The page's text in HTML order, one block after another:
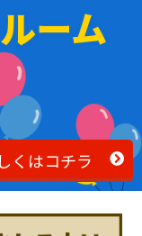
ーム
くはコチラ